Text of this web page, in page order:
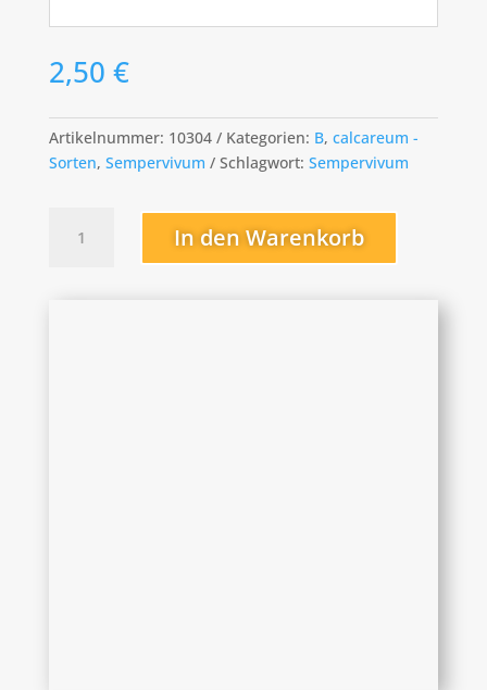
2,50 €
Artikelnummer: 10304 Kategorien: B, calcareum -
Sorten, Sempervivum Schlagwort: Sempervivum
Moon
In den Warenkorb